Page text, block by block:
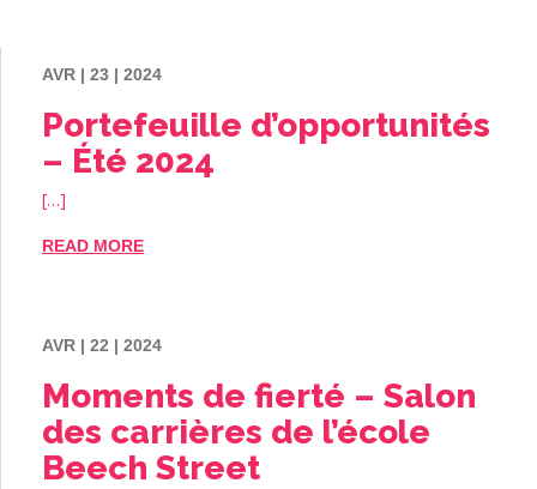
AVR | 23 | 2024
Portefeuille d’opportunités
– Été 2024
[…]
READ MORE
AVR | 22 | 2024
Moments de fierté – Salon
des carrières de l’école
Beech Street